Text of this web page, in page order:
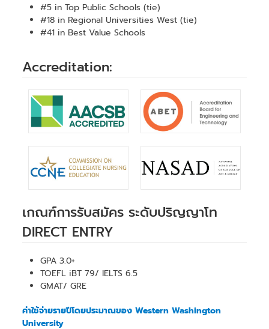
#5 in Top Public Schools (tie)
#18 in Regional Universities West (tie)
#41 in Best Value Schools
Accreditation:
เกณฑ์การรับสมัคร ระดับปริญญาโท
DIRECT ENTRY
GPA 3.0+
TOEFL iBT 79/ IELTS 6.5
GMAT/ GRE
ค่าใช้จ่ายรายปีโดยประมาณของ Western Washington
University